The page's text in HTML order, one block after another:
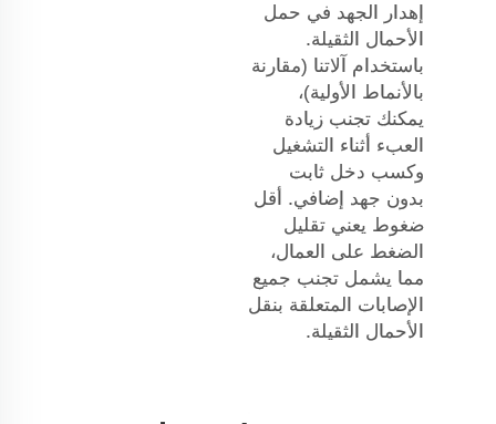
إهدار الجهد في حمل
الأحمال الثقيلة.
باستخدام آلاتنا (مقارنة
بالأنماط الأولية)،
يمكنك تجنب زيادة
العبء أثناء التشغيل
وكسب دخل ثابت
بدون جهد إضافي. أقل
ضغوط يعني تقليل
الضغط على العمال،
مما يشمل تجنب جميع
الإصابات المتعلقة بنقل
الأحمال الثقيلة.